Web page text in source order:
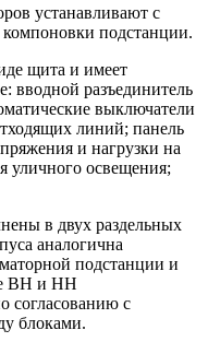
устанавливают с
подстанции.
щита и имеет
вводной разъединитель
выключатели
линий; панель
и нагрузки на
уличного освещения;
в двух раздельных
аналогична
подстанции и
ВН и НН
согласованию с
блоками.